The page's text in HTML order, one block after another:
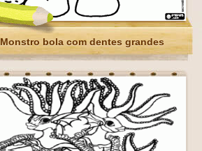
Monstro bola com dentes grandes